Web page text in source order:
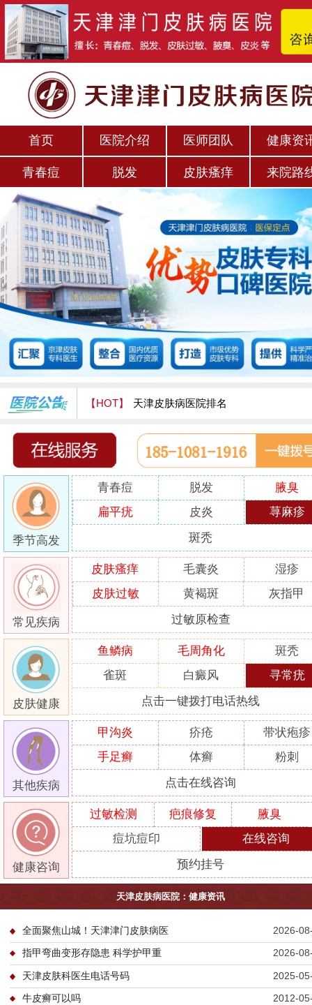
首页 医院介绍 医师团队 健康资
青春痘 脱发 皮肤瘙痒 来院路
【HOT】 天津皮肤病医院排名
天津津门皮肤病医院怎么样
季节高发
青春痘 脱发
腋臭
扁平疣
皮炎 荨麻疹
斑秃
常见疾病
皮肤瘙痒 毛囊炎
湿疹
皮肤过敏
黄褐斑 灰指甲
过敏原检查
皮肤健康
鱼鳞病 毛周角化
斑秃
雀斑
白癜风 寻常疣
点击一键拨打电话热线
其他疾病
甲沟炎 疥疮
带状疱疹
手足癣
体癣 粉刺
点击在线咨询
健康咨询
过敏检测 疤痕修复
腋臭
痘坑痘印
在线咨询
预约挂号
天津皮肤病医院：健康资讯
全面聚焦山城！天津津门皮肤病医 2026-
指甲弯曲变形存隐患 科学护甲重 2026-
天津皮肤科医生电话号码 2025-
牛皮癣可以吗 2012-